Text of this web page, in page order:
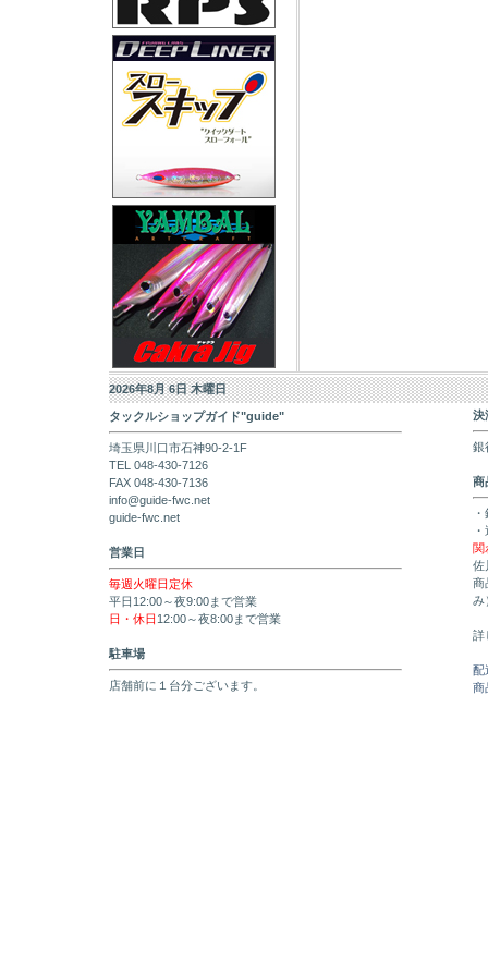
2026年8月 6日 木曜日
タックルショップガイド"guide"
埼玉県川口市石神90-2-1F
TEL 048-430-7126
FAX 048-430-7136
info@guide-fwc.net
guide-fwc.net
営業日
毎週火曜日定休
平日12:00～夜9:00まで営業
日・休日 12:00～夜8:00まで営業
駐車場
店舗前に１台分ございます。
決
銀
商
関
佐
商
み
詳
配
商